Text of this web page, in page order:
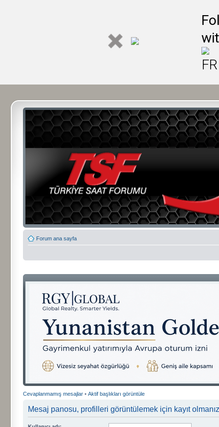
Forum ana sayfa
Cevaplanmamış mesajlar • Aktif başlıkları görüntüle
Mesaj panosu, profilleri görüntülemek için kayıt